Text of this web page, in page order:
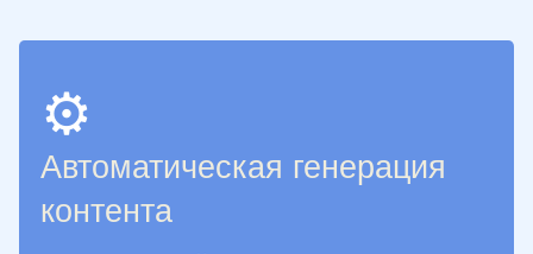
⚙️
Автоматическая генерация
контента